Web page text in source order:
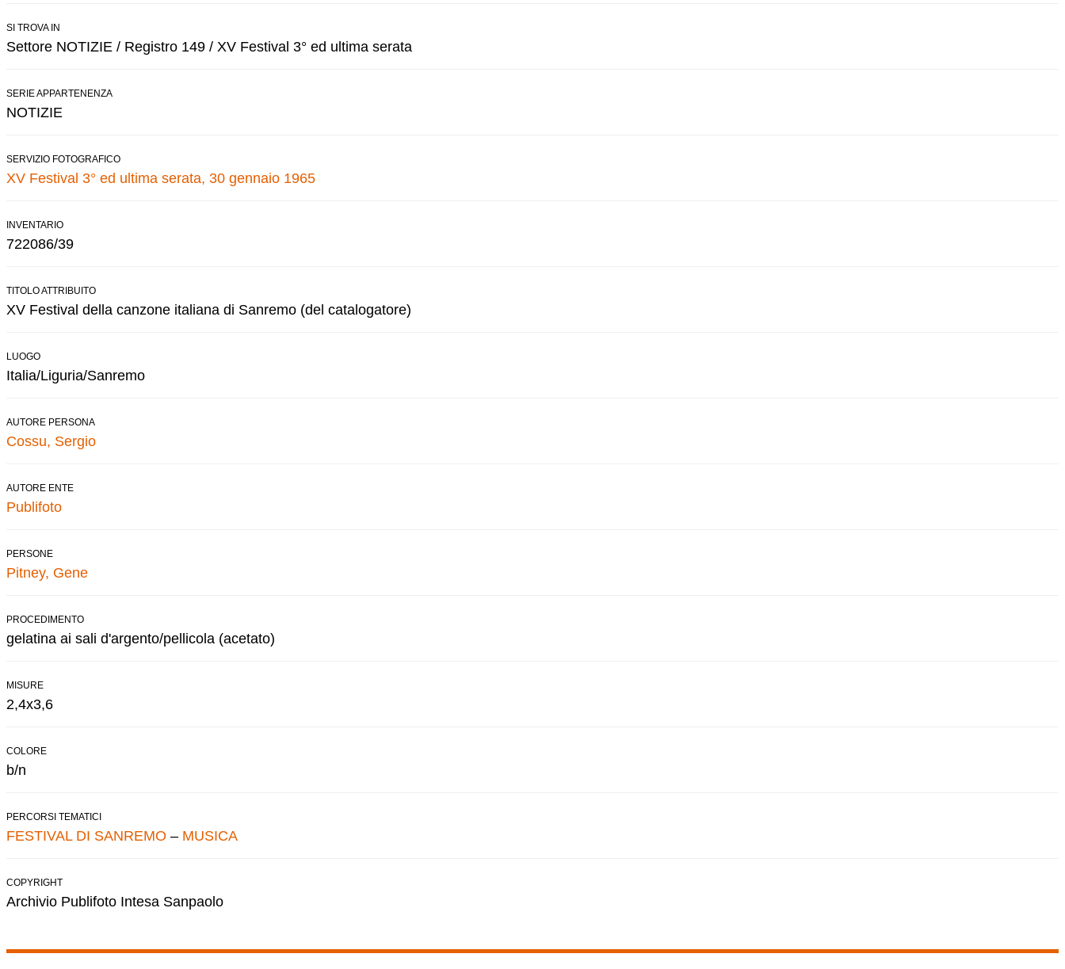
SI TROVA IN
Settore NOTIZIE / Registro 149 / XV Festival 3° ed ultima serata
SERIE APPARTENENZA
NOTIZIE
SERVIZIO FOTOGRAFICO
XV Festival 3° ed ultima serata, 30 gennaio 1965
INVENTARIO
722086/39
TITOLO ATTRIBUITO
XV Festival della canzone italiana di Sanremo (del catalogatore)
LUOGO
Italia/Liguria/Sanremo
AUTORE PERSONA
Cossu, Sergio
AUTORE ENTE
Publifoto
PERSONE
Pitney, Gene
PROCEDIMENTO
gelatina ai sali d'argento/pellicola (acetato)
MISURE
2,4x3,6
COLORE
b/n
PERCORSI TEMATICI
FESTIVAL DI SANREMO – MUSICA
COPYRIGHT
Archivio Publifoto Intesa Sanpaolo